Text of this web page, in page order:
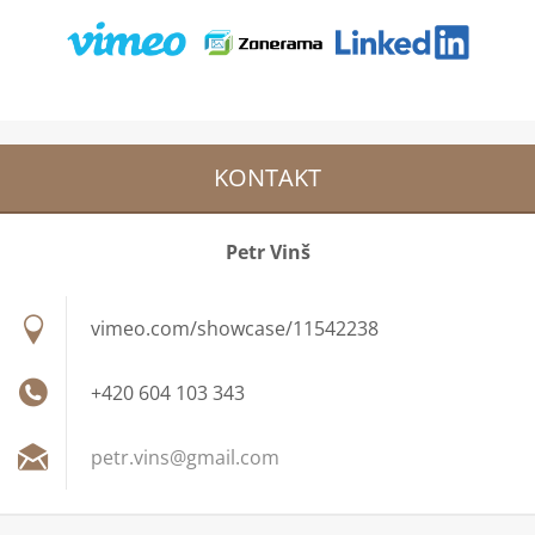
KONTAKT
Petr Vinš
vimeo.com/showcase/11542238
+420 604 103 343
petr.vins@gmail.com